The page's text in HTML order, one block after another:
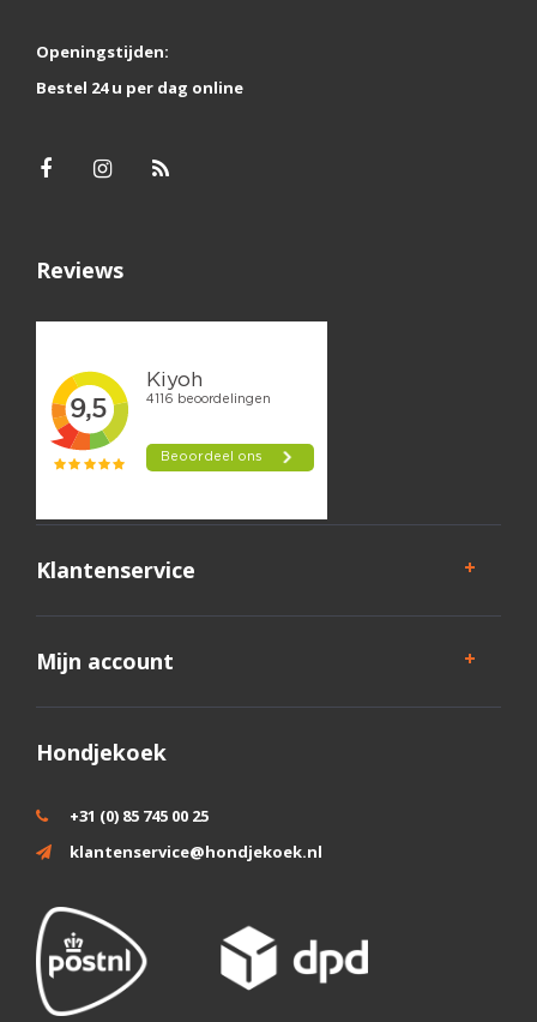
Openingstijden:
Bestel 24 u per dag online
Reviews
Klantenservice
Mijn account
Hondjekoek
+31 (0) 85 745 00 25
klantenservice@hondjekoek.nl